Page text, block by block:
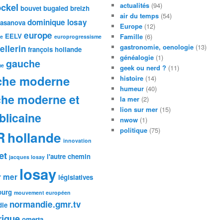
bouvet bugaled breizh
dominique losay
EELV europe europrogressisme
françois hollande
gauche
moderne
moderne et
hollande innovation
jacques losay l'autre chemin
mer losay législatives
mouvement européen
normandie.gmr.tv
actualités(94)
air du temps(54)
Europe(12)
Famille(6)
gastronomie, oenologie(13)
généalogie(1)
geek ou nerd ? (11)
histoire(14)
humeur(40)
la mer(2)
lion sur mer(15)
nwow(1)
politique(75)